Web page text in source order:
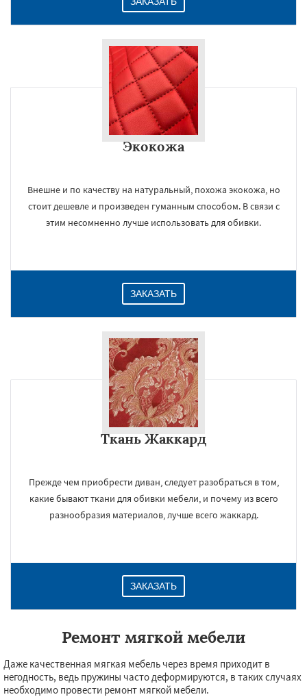
Экокожа
Внешне и по качеству на натуральный, похожа экокожа, но
стоит дешевле и произведен гуманным способом. В связи с
этим несомненно лучше использовать для обивки.
ЗАКАЗАТЬ
Ткань Жаккард
Прежде чем приобрести диван, следует разобраться в том,
какие бывают ткани для обивки мебели, и почему из всего
разнообразия материалов, лучше всего жаккард.
ЗАКАЗАТЬ
Ремонт мягкой мебели
Даже качественная мягкая мебель через время приходит в
негодность, ведь пружины часто деформируются, в таких случаях
необходимо провести ремонт мягкой мебели.